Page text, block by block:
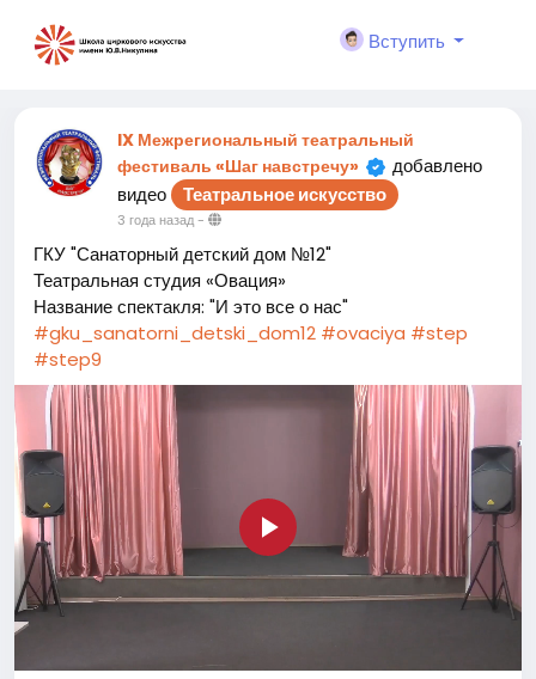
Вступить
IX Межрегиональный театральный
фестиваль «Шаг навстречу»
добавлено
видео
Театральное искусство
3 года назад-
ГКУ "Санаторный детский дом №12"
Театральная студия «Овация»
Название спектакля: "И это все о нас"
#gku_sanatorni_detski_dom12 #ovaciya #step
#step9
Play
Video